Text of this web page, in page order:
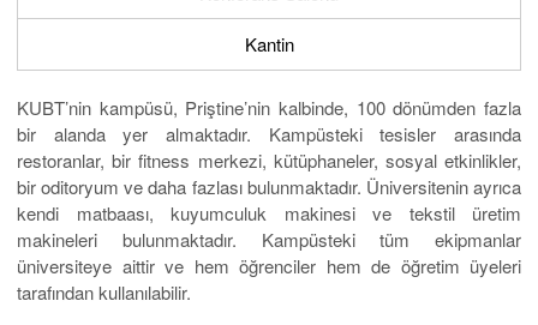
Kantin
KUBT’nin kampüsü, Priştine’nin kalbinde, 100 dönümden fazla
bir alanda yer almaktadır. Kampüsteki tesisler arasında
restoranlar, bir fitness merkezi, kütüphaneler, sosyal etkinlikler,
bir oditoryum ve daha fazlası bulunmaktadır. Üniversitenin ayrıca
kendi matbaası, kuyumculuk makinesi ve tekstil üretim
makineleri bulunmaktadır. Kampüsteki tüm ekipmanlar
üniversiteye aittir ve hem öğrenciler hem de öğretim üyeleri
tarafından kullanılabilir.